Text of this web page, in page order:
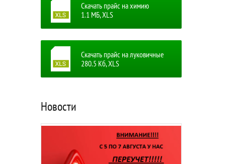
Скачать прайс на химию
1.1 MБ, XLS
Скачать прайс на луковичные
280.5 Кб, XLS
Новости